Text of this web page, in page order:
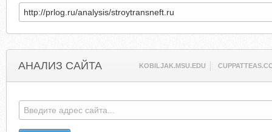
АНАЛИЗ САЙТА KOBILJAK.MSU.EDU